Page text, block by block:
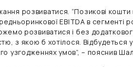
розвиватися. “Позикові кошти
EBITDA в сегменті
розвиватися і без
з якою б хотілося. Відбудеться
узгодженнях умов”, – пояснив